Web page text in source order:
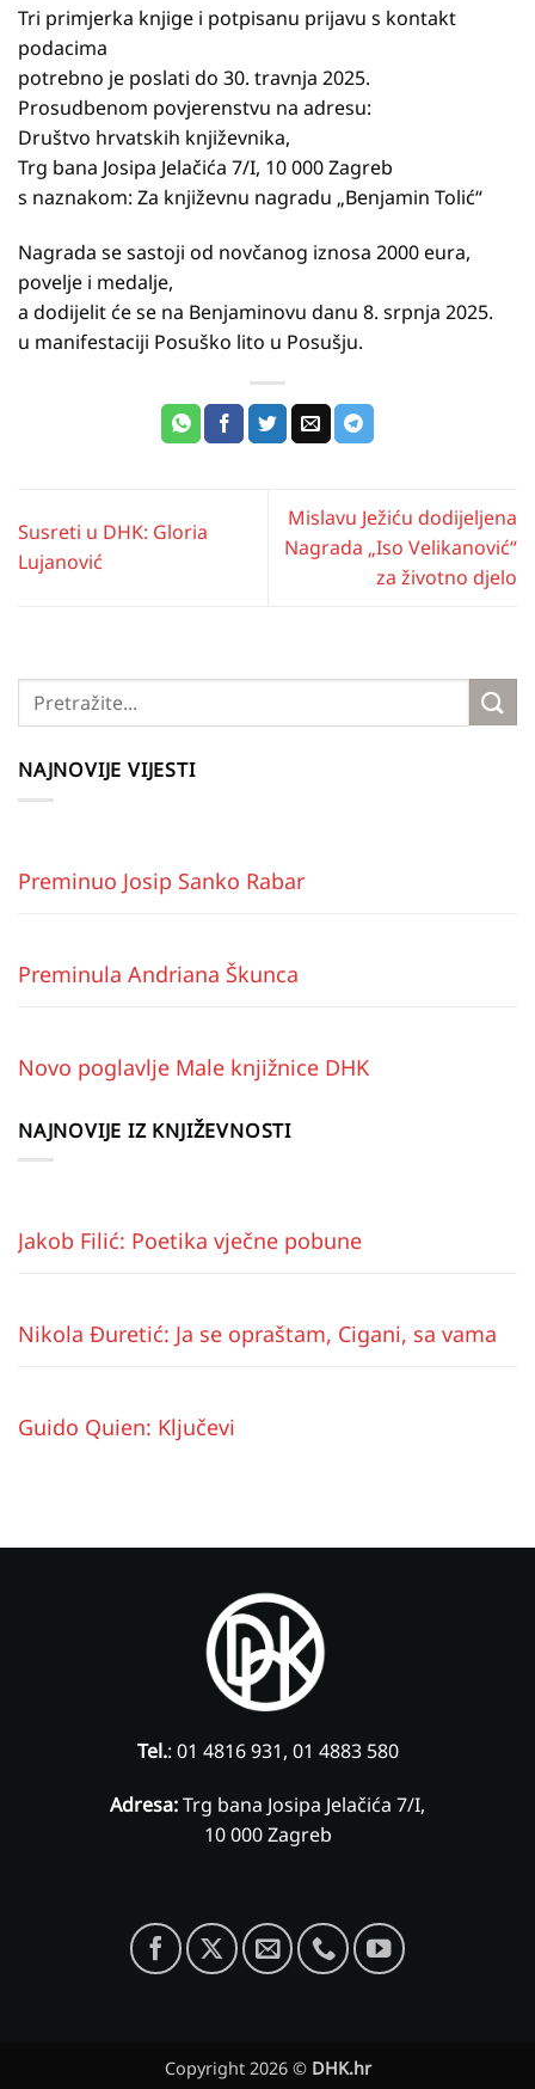
Tri primjerka knjige i potpisanu prijavu s kontakt
podacima
potrebno je poslati do 30. travnja 2025.
Prosudbenom povjerenstvu na adresu:
Društvo hrvatskih književnika,
Trg bana Josipa Jelačića 7/I, 10 000 Zagreb
s naznakom: Za književnu nagradu „Benjamin Tolić“
Nagrada se sastoji od novčanog iznosa 2000 eura,
povelje i medalje,
a dodijelit će se na Benjaminovu danu 8. srpnja 2025.
u manifestaciji Posuško lito u Posušju.
Susreti u DHK: Gloria
Lujanović
Mislavu Ježiću dodijeljena
Nagrada „Iso Velikanović“
za životno djelo
NAJNOVIJE VIJESTI
Preminuo Josip Sanko Rabar
Preminula Andriana Škunca
Novo poglavlje Male knjižnice DHK
NAJNOVIJE IZ KNJIŽEVNOSTI
Jakob Filić: Poetika vječne pobune
Nikola Đuretić: Ja se opraštam, Cigani, sa vama
Guido Quien: Ključevi
Tel.: 01 4816 931, 01 4883 580
Adresa:Trg bana Josipa Jelačića 7/I,
10 000 Zagreb
Copyright 2026 © DHK.hr